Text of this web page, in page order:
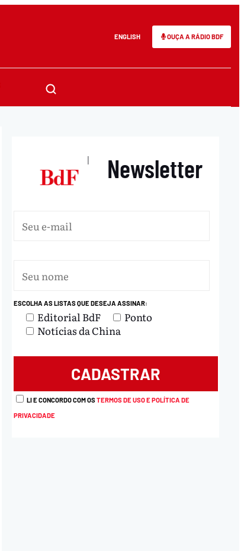
ENGLISH OUÇA A RÁDIO BDF
| Newsletter
ESCOLHA AS LISTAS QUE DESEJA ASSINAR:
Editorial BdF
Ponto
Notícias da China
LI E CONCORDO COM OSTERMOS DE USO E POLÍTICA DE
PRIVACIDADE